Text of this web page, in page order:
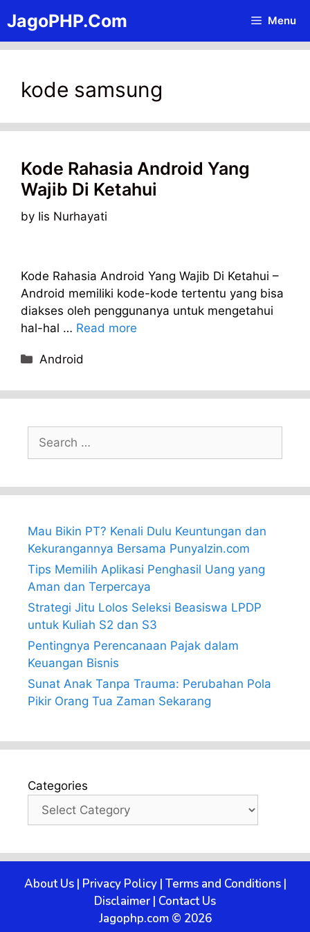
to
content
JagoPHP.Com Menu
kode samsung
Kode Rahasia Android Yang
Wajib Di Ketahui
by Iis Nurhayati
Kode Rahasia Android Yang Wajib Di Ketahui –
Android memiliki kode-kode tertentu yang bisa
diakses oleh penggunanya untuk mengetahui
hal-hal … Read more
Categories
Android
for:
Mau Bikin PT? Kenali Dulu Keuntungan dan
Kekurangannya Bersama PunyaIzin.com
Tips Memilih Aplikasi Penghasil Uang yang
Aman dan Terpercaya
Strategi Jitu Lolos Seleksi Beasiswa LPDP
untuk Kuliah S2 dan S3
Pentingnya Perencanaan Pajak dalam
Keuangan Bisnis
Sunat Anak Tanpa Trauma: Perubahan Pola
Pikir Orang Tua Zaman Sekarang
Categories
About Us| Privacy Policy| Terms and Conditions|
Disclaimer | Contact Us
Jagophp.com © 2026